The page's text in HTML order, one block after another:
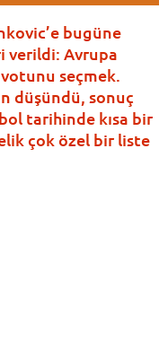
bugüne
verildi: Avrupa
seçmek.
düşündü, sonuç
tarihinde kısa bir
çok özel bir liste